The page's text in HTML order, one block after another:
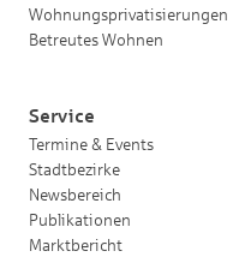
Wohnungsprivatisierungen
Betreutes Wohnen
Service
Termine & Events
Stadtbezirke
Newsbereich
Publikationen
Marktbericht